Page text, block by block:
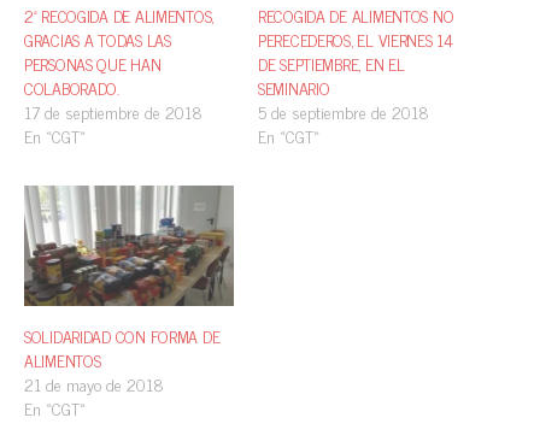
2ª RECOGIDA DE ALIMENTOS,
GRACIAS A TODAS LAS
PERSONAS QUE HAN
COLABORADO.
17 de septiembre de 2018
En «CGT»
RECOGIDA DE ALIMENTOS NO
PERECEDEROS, EL VIERNES 14
DE SEPTIEMBRE, EN EL
SEMINARIO
5 de septiembre de 2018
En «CGT»
SOLIDARIDAD CON FORMA DE
ALIMENTOS
21 de mayo de 2018
En «CGT»